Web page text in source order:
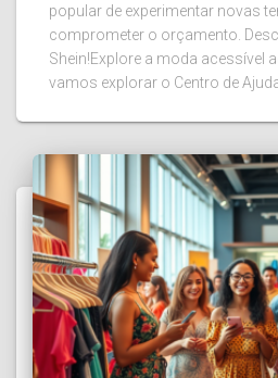
popular de experimentar novas
comprometer o orçamento.
Shein!Explore a moda acessível
vamos explorar o Centro de